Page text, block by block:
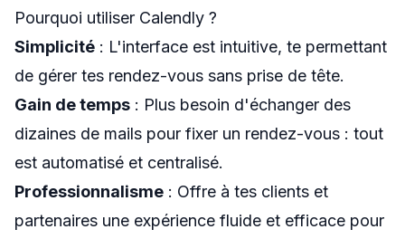
Pourquoi utiliser Calendly ?
Simplicité : L'interface est intuitive, te permettant
de gérer tes rendez-vous sans prise de tête.
Gain de temps : Plus besoin d'échanger des
dizaines de mails pour fixer un rendez-vous : tout
est automatisé et centralisé.
Professionnalisme : Offre à tes clients et
partenaires une expérience fluide et efficace pour